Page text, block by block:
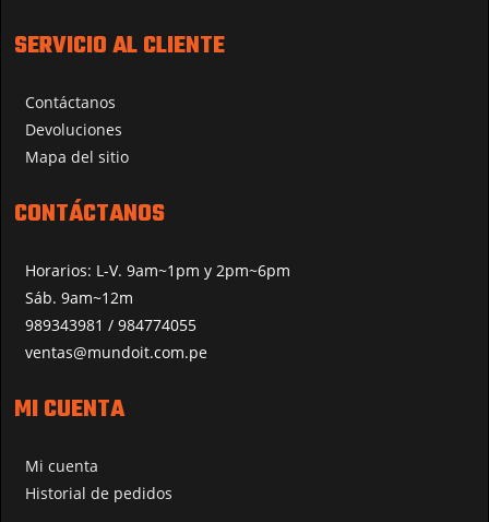
SERVICIO AL CLIENTE
Contáctanos
Devoluciones
Mapa del sitio
CONTÁCTANOS
Horarios: L-V. 9am~1pm y 2pm~6pm
Sáb. 9am~12m
989343981 / 984774055
ventas@mundoit.com.pe
MI CUENTA
Mi cuenta
Historial de pedidos